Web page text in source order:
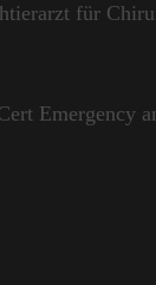
für
Emergency